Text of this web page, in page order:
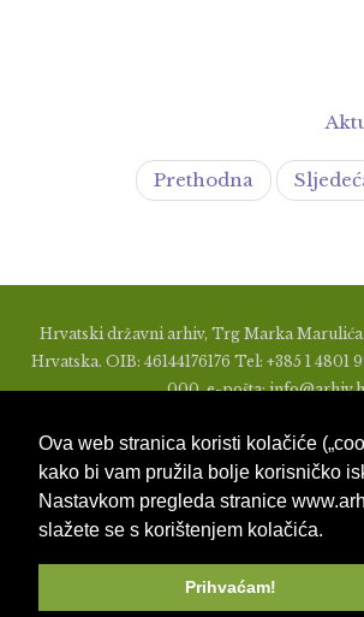
Ova web stranica koristi kolačiće
kako bi vam pružila bolje korisničko
Nastavkom pregleda stranice
slažete se s korištenjem kolačića.
Prihvaćam!
Prethodna
Hrvatski državni arhiv, Trg Marka Marulića
Hrvatska. OIB: 46144176176 Tel: +385 1 4801
000, e-pošta:
Zabranjeno je u bilo kojem obliku
mijenjati ili na ikoji način koristiti materijale s
to nije prethodno izdato pismeno odobrenje
državnog arhiva.